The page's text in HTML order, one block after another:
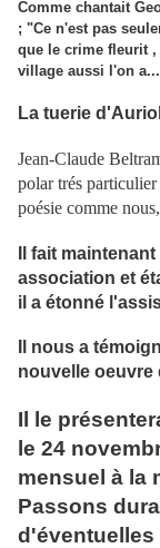
Comme chantait
; "Ce n'est pas
que le crime fleurit ,
village aussi l'on
La tuerie
Jean-Claude
polar trés
poésie comme
Il fait
association et
il a étonné
Il nous a
nouvelle
Il le
le 24
mensuel à la
Passons
d'éventuelles